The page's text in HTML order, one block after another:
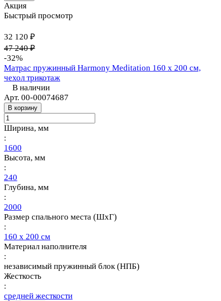
Акция
Быстрый просмотр
32 120 ₽
47 240 ₽
-32%
Матрас пружинный Harmony Meditation 160 х 200 см,
чехол трикотаж
В наличии
Арт. 00-00074687
В корзину
Ширина, мм
:
1600
Высота, мм
:
240
Глубина, мм
:
2000
Размер спального места (ШхГ)
:
160 х 200 см
Материал наполнителя
:
независимый пружинный блок (НПБ)
Жесткость
:
средней жесткости